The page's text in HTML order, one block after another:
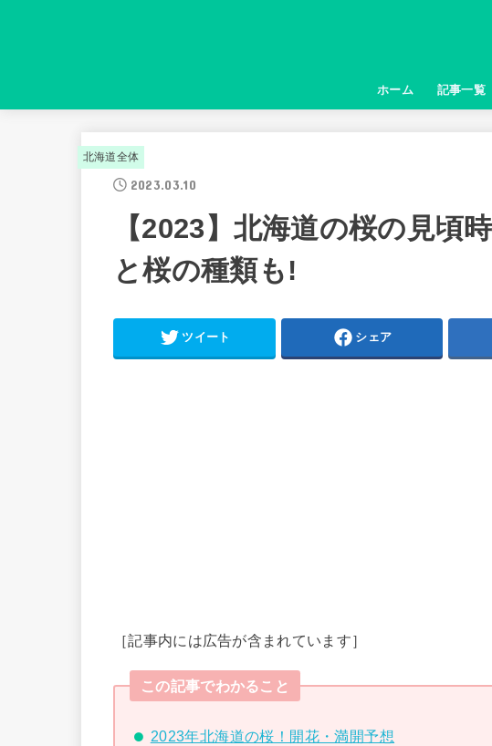
ホーム 記事一覧
北海道全体
2023.03.10
【2023】北海道の桜の見頃
と桜の種類も!
ツイート シェア
［記事内には広告が含まれています］
この記事でわかること
2023年北海道の桜！開花・満開予想